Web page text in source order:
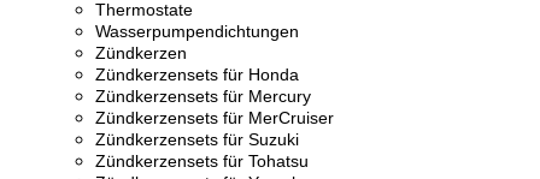
Thermostate
Wasserpumpendichtungen
Zündkerzen
Zündkerzensets für Honda
Zündkerzensets für Mercury
Zündkerzensets für MerCruiser
Zündkerzensets für Suzuki
Zündkerzensets für Tohatsu